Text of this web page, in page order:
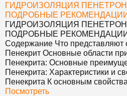
ГИДРОИЗОЛЯЦИЯ
ПОДРОБНЫЕ
ГИДРОИЗОЛЯЦИЯ
ПОДРОБНЫЕ
Содержание Что представляют
Пенекрит Основные области
Пенекрита: Основные
Пенекрита: Характеристики и
Пенекрита К основным
Посмотреть